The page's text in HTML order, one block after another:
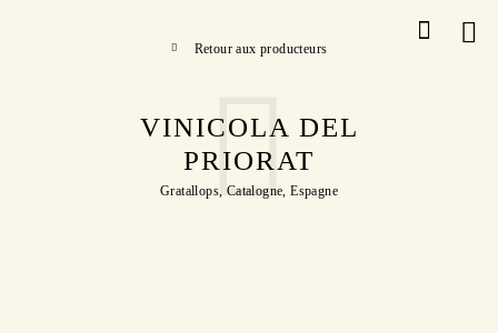
Retour aux producteurs
VINICOLA DEL
PRIORAT
Gratallops, Catalogne, Espagne